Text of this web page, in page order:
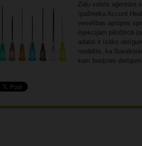
Zāļu valsts aģentūra
īpašnieka Accord
veselības aprūpes
injekcijām pilnšļircē
adatai ir īsāks
norādīts, ka
kam beidzies